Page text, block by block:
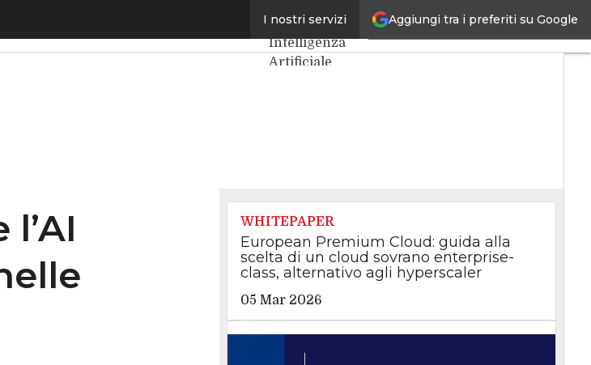
Aggiungi tra i preferiti su Google
I nostri servizi
è già al lavoro nelle aziende italiane Ultimi articoli
Intelligenza
Artificiale
WHITEPAPER
European Premium Cloud: guida alla
scelta di un cloud sovrano enterprise-
class, alternativo agli hyperscaler
05 Mar 2026